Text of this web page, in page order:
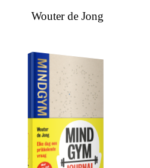
Wouter de Jong